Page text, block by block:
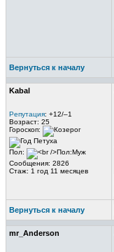
Вернуться к началу
Kabal
Репутация: +12/–1
Возраст: 25
Гороскоп:
Пол:
Сообщения: 2826
Стаж: 1 год 11 месяцев
Вернуться к началу
mr_Anderson